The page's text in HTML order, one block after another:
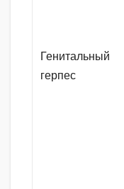
Генитальный
герпес